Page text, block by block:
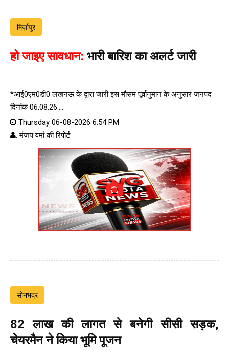
मिर्ज़ापुर
हो जाइए सावधान: भारी बारिश का अलर्ट जारी
*आई0एम0डी0 लखनऊ के द्वारा जारी इस मौसम पूर्वानुमान के अनुसार जनपद
दिनांक 06.08.26....
Thursday 06-08-2026 6:54 PM
: मंजय वर्मा की रिपोर्ट
सोनभद्र
82 लाख की लागत से बनेगी सीसी सड़क,
चेयरमैन ने किया भूमि पूजन